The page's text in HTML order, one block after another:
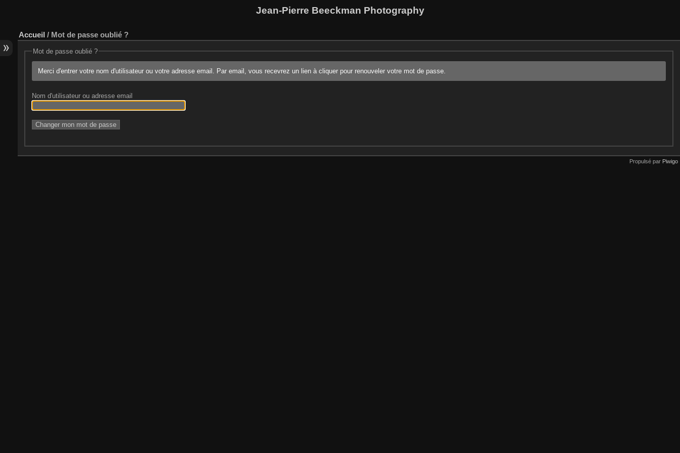
Jean-Pierre Beeckman Photography
Accueil / Mot de passe oublié ?
Mot de passe oublié ?
Merci d'entrer votre nom d'utilisateur ou votre adresse email. Par email, vous recevrez un lien à cliquer pour renouveler votre mot de passe.
Nom d'utilisateur ou adresse email
Propulsé par Piwigo